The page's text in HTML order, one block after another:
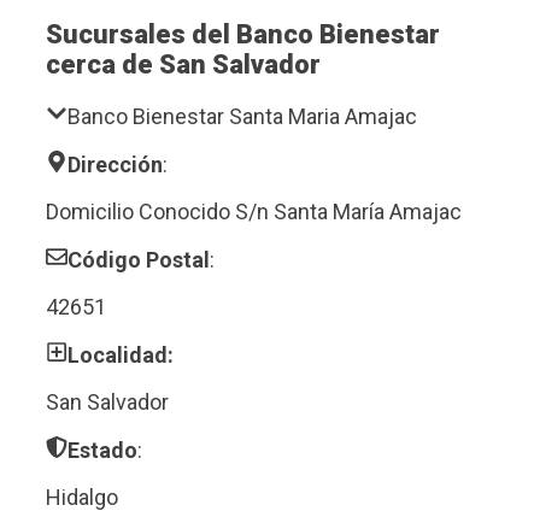
Sucursales del Banco Bienestar
cerca de San Salvador
Banco Bienestar Santa Maria Amajac
Dirección:
Domicilio Conocido S/n Santa María Amajac
Código Postal:
42651
Localidad:
San Salvador
Estado:
Hidalgo